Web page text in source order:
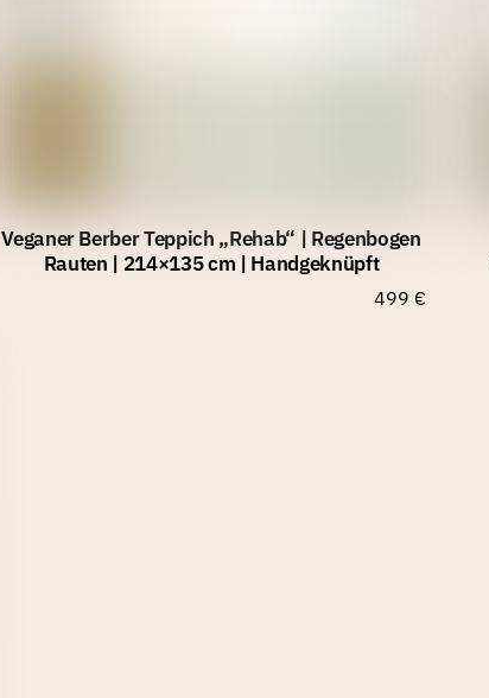
Veganer Berber Teppich „Rehab“ | Regenbogen
Rauten | 214×135 cm | Handgeknüpft
499 €